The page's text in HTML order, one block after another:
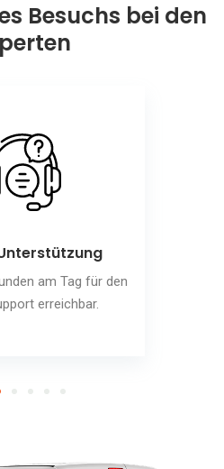
Besuchs bei den
am Tag für den
erreichbar.